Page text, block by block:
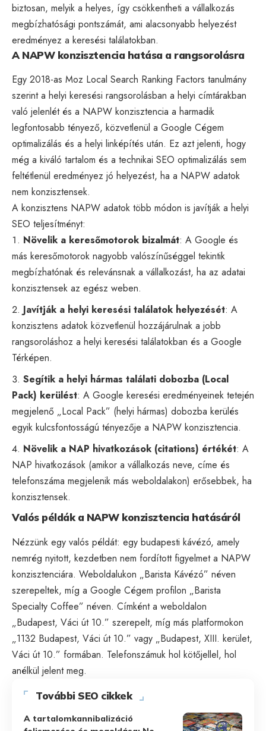
biztosan, melyik a helyes, így csökkentheti a vállalkozás
megbízhatósági pontszámát, ami alacsonyabb helyezést
eredményez a keresési találatokban.
A NAPW konzisztencia hatása a rangsorolásra
Egy 2018-as Moz Local Search Ranking Factors tanulmány
szerint a helyi keresési rangsorolásban a helyi címtárakban
való jelenlét és a NAPW konzisztencia a harmadik
legfontosabb tényező, közvetlenül a Google Cégem
optimalizálás és a helyi linképítés után. Ez azt jelenti, hogy
még a kiváló tartalom és a technikai SEO optimalizálás sem
feltétlenül eredményez jó helyezést, ha a NAPW adatok
nem konzisztensek.
A konzisztens NAPW adatok több módon is javítják a helyi
SEO teljesítményt:
Növelik a keresőmotorok bizalmát: A Google és
más keresőmotorok nagyobb valószínűséggel tekintik
megbízhatónak és relevánsnak a vállalkozást, ha az adatai
konzisztensek az egész weben.
Javítják a helyi keresési találatok helyezését: A
konzisztens adatok közvetlenül hozzájárulnak a jobb
rangsoroláshoz a helyi keresési találatokban és a Google
Térképen.
Segítik a helyi hármas találati dobozba (Local
Pack) kerülést: A Google keresési eredményeinek tetején
megjelenő „Local Pack” (helyi hármas) dobozba kerülés
egyik kulcsfontosságú tényezője a NAPW konzisztencia.
Növelik a NAP hivatkozások (citations) értékét: A
NAP hivatkozások (amikor a vállalkozás neve, címe és
telefonszáma megjelenik más weboldalakon) erősebbek, ha
konzisztensek.
Valós példák a NAPW konzisztencia hatásáról
Nézzünk egy valós példát: egy budapesti kávézó, amely
nemrég nyitott, kezdetben nem fordított figyelmet a NAPW
konzisztenciára. Weboldalukon „Barista Kávézó” néven
szerepeltek, míg a Google Cégem profilon „Barista
Specialty Coffee” néven. Címként a weboldalon
„Budapest, Váci út 10.” szerepelt, míg más platformokon
„1132 Budapest, Váci út 10.” vagy „Budapest, XIII. kerület,
Váci út 10.” formában. Telefonszámuk hol kötőjellel, hol
anélkül jelent meg.
További SEO cikkek
A tartalomkannibalizáció